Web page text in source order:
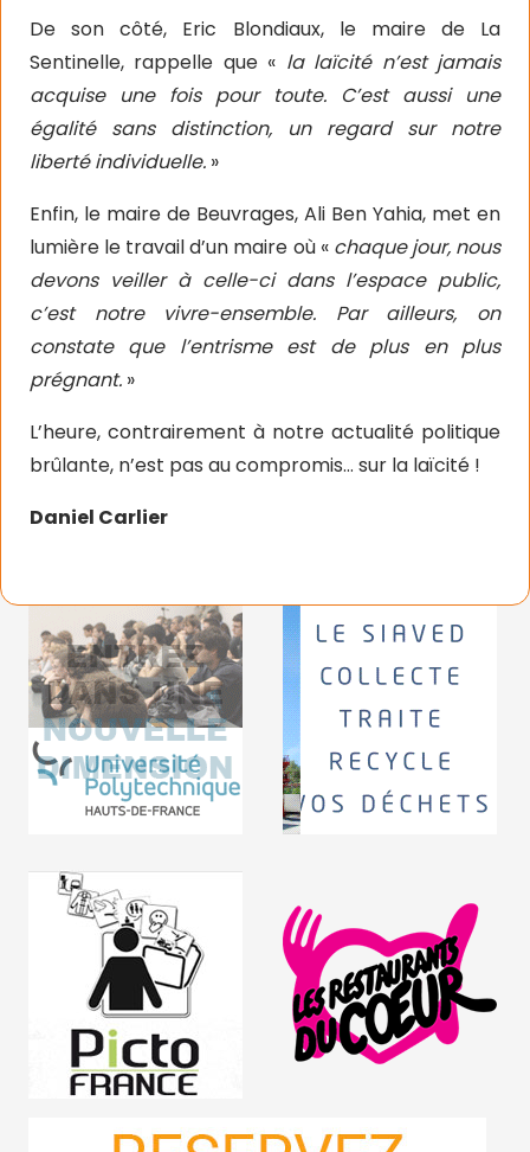
De son côté, Eric Blondiaux, le maire de La
Sentinelle, rappelle que « la laïcité n’est jamais
acquise une fois pour toute. C’est aussi une
égalité sans distinction, un regard sur notre
liberté individuelle. »
Enfin, le maire de Beuvrages, Ali Ben Yahia, met en
lumière le travail d’un maire où «chaque jour, nous
devons veiller à celle-ci dans l’espace public,
c’est notre vivre-ensemble. Par ailleurs, on
constate que l’entrisme est de plus en plus
prégnant. »
L’heure, contrairement à notre actualité politique
brûlante, n’est pas au compromis… sur la laïcité !
Daniel Carlier